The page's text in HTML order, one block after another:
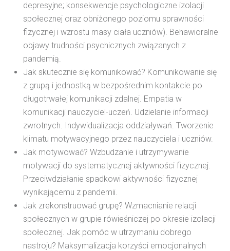
depresyjne; konsekwencje psychologiczne izolacji
społecznej oraz obniżonego poziomu sprawności
fizycznej i wzrostu masy ciała uczniów). Behawioralne
objawy trudności psychicznych związanych z
pandemią.
Jak skutecznie się komunikować? Komunikowanie się
z grupą i jednostką w bezpośrednim kontakcie po
długotrwałej komunikacji zdalnej. Empatia w
komunikacji nauczyciel-uczeń. Udzielanie informacji
zwrotnych. Indywidualizacja oddziaływań. Tworzenie
klimatu motywacyjnego przez nauczyciela i uczniów.
Jak motywować? Wzbudzanie i utrzymywanie
motywacji do systematycznej aktywności fizycznej.
Przeciwdziałanie spadkowi aktywności fizycznej
wynikającemu z pandemii.
Jak zrekonstruować grupę? Wzmacnianie relacji
społecznych w grupie rówieśniczej po okresie izolacji
społecznej. Jak pomóc w utrzymaniu dobrego
nastroju? Maksymalizacja korzyści emocjonalnych